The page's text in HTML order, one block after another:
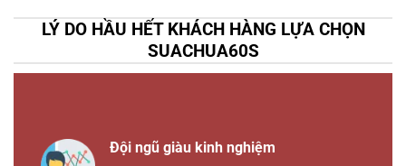
LÝ DO HẦU HẾT KHÁCH HÀNG LỰA CHỌN
SUACHUA60S
Đội ngũ giàu kinh nghiệm